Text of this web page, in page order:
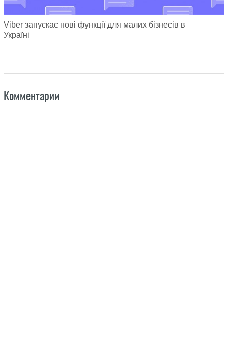
Viber запускає нові функції для малих бізнесів в
Україні
Комментарии